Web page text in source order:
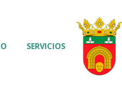
SERVICIOS